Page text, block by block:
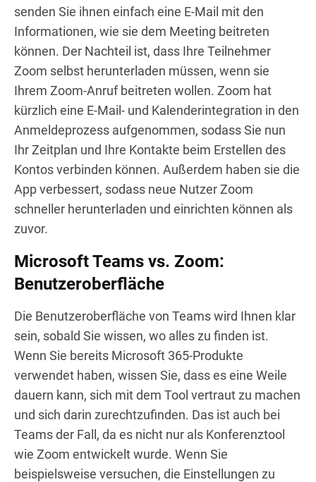
senden Sie ihnen einfach eine E-Mail mit den
Informationen, wie sie dem Meeting beitreten
können. Der Nachteil ist, dass Ihre Teilnehmer
Zoom selbst herunterladen müssen, wenn sie
Ihrem Zoom-Anruf beitreten wollen. Zoom hat
kürzlich eine E-Mail- und Kalenderintegration in den
Anmeldeprozess aufgenommen, sodass Sie nun
Ihr Zeitplan und Ihre Kontakte beim Erstellen des
Kontos verbinden können. Außerdem haben sie die
App verbessert, sodass neue Nutzer Zoom
schneller herunterladen und einrichten können als
zuvor.
Microsoft Teams vs. Zoom:
Benutzeroberfläche
Die Benutzeroberfläche von Teams wird Ihnen klar
sein, sobald Sie wissen, wo alles zu finden ist.
Wenn Sie bereits Microsoft 365-Produkte
verwendet haben, wissen Sie, dass es eine Weile
dauern kann, sich mit dem Tool vertraut zu machen
und sich darin zurechtzufinden. Das ist auch bei
Teams der Fall, da es nicht nur als Konferenztool
wie Zoom entwickelt wurde. Wenn Sie
beispielsweise versuchen, die Einstellungen zu